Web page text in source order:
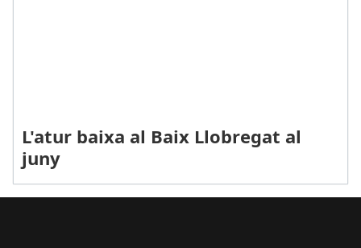
L'atur baixa al Baix Llobregat al
juny